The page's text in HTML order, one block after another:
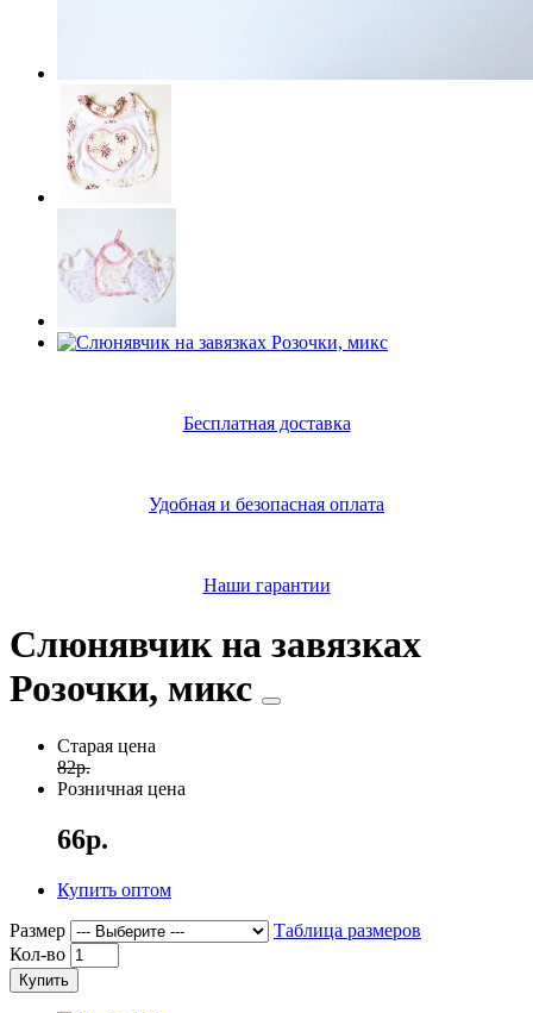
Бесплатная доставка
Удобная и безопасная оплата
Наши гарантии
Слюнявчик на завязках
Розочки, микс
Старая цена
82р.
Розничная цена
66р.
Купить оптом
Размер
Таблица размеров
Кол-во
Купить